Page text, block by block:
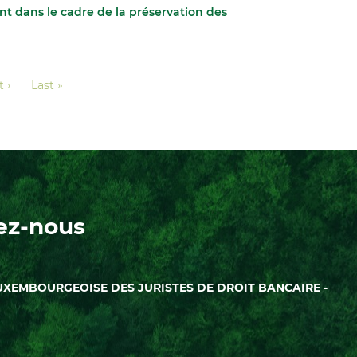
dans le cadre de la préservation des
›
Dernière
Last »
nous
DES JURISTES DE DROIT BANCAIRE -